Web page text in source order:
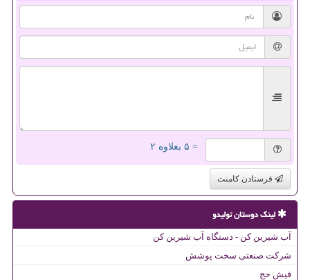
= ۵ بعلاوه ۲
فرستادن کامنت
لینک دوستان تولیدو
آب شیرین کن - دستگاه آب شیرین کن
شرکت صنعتی سخت پوشش
فیش حج